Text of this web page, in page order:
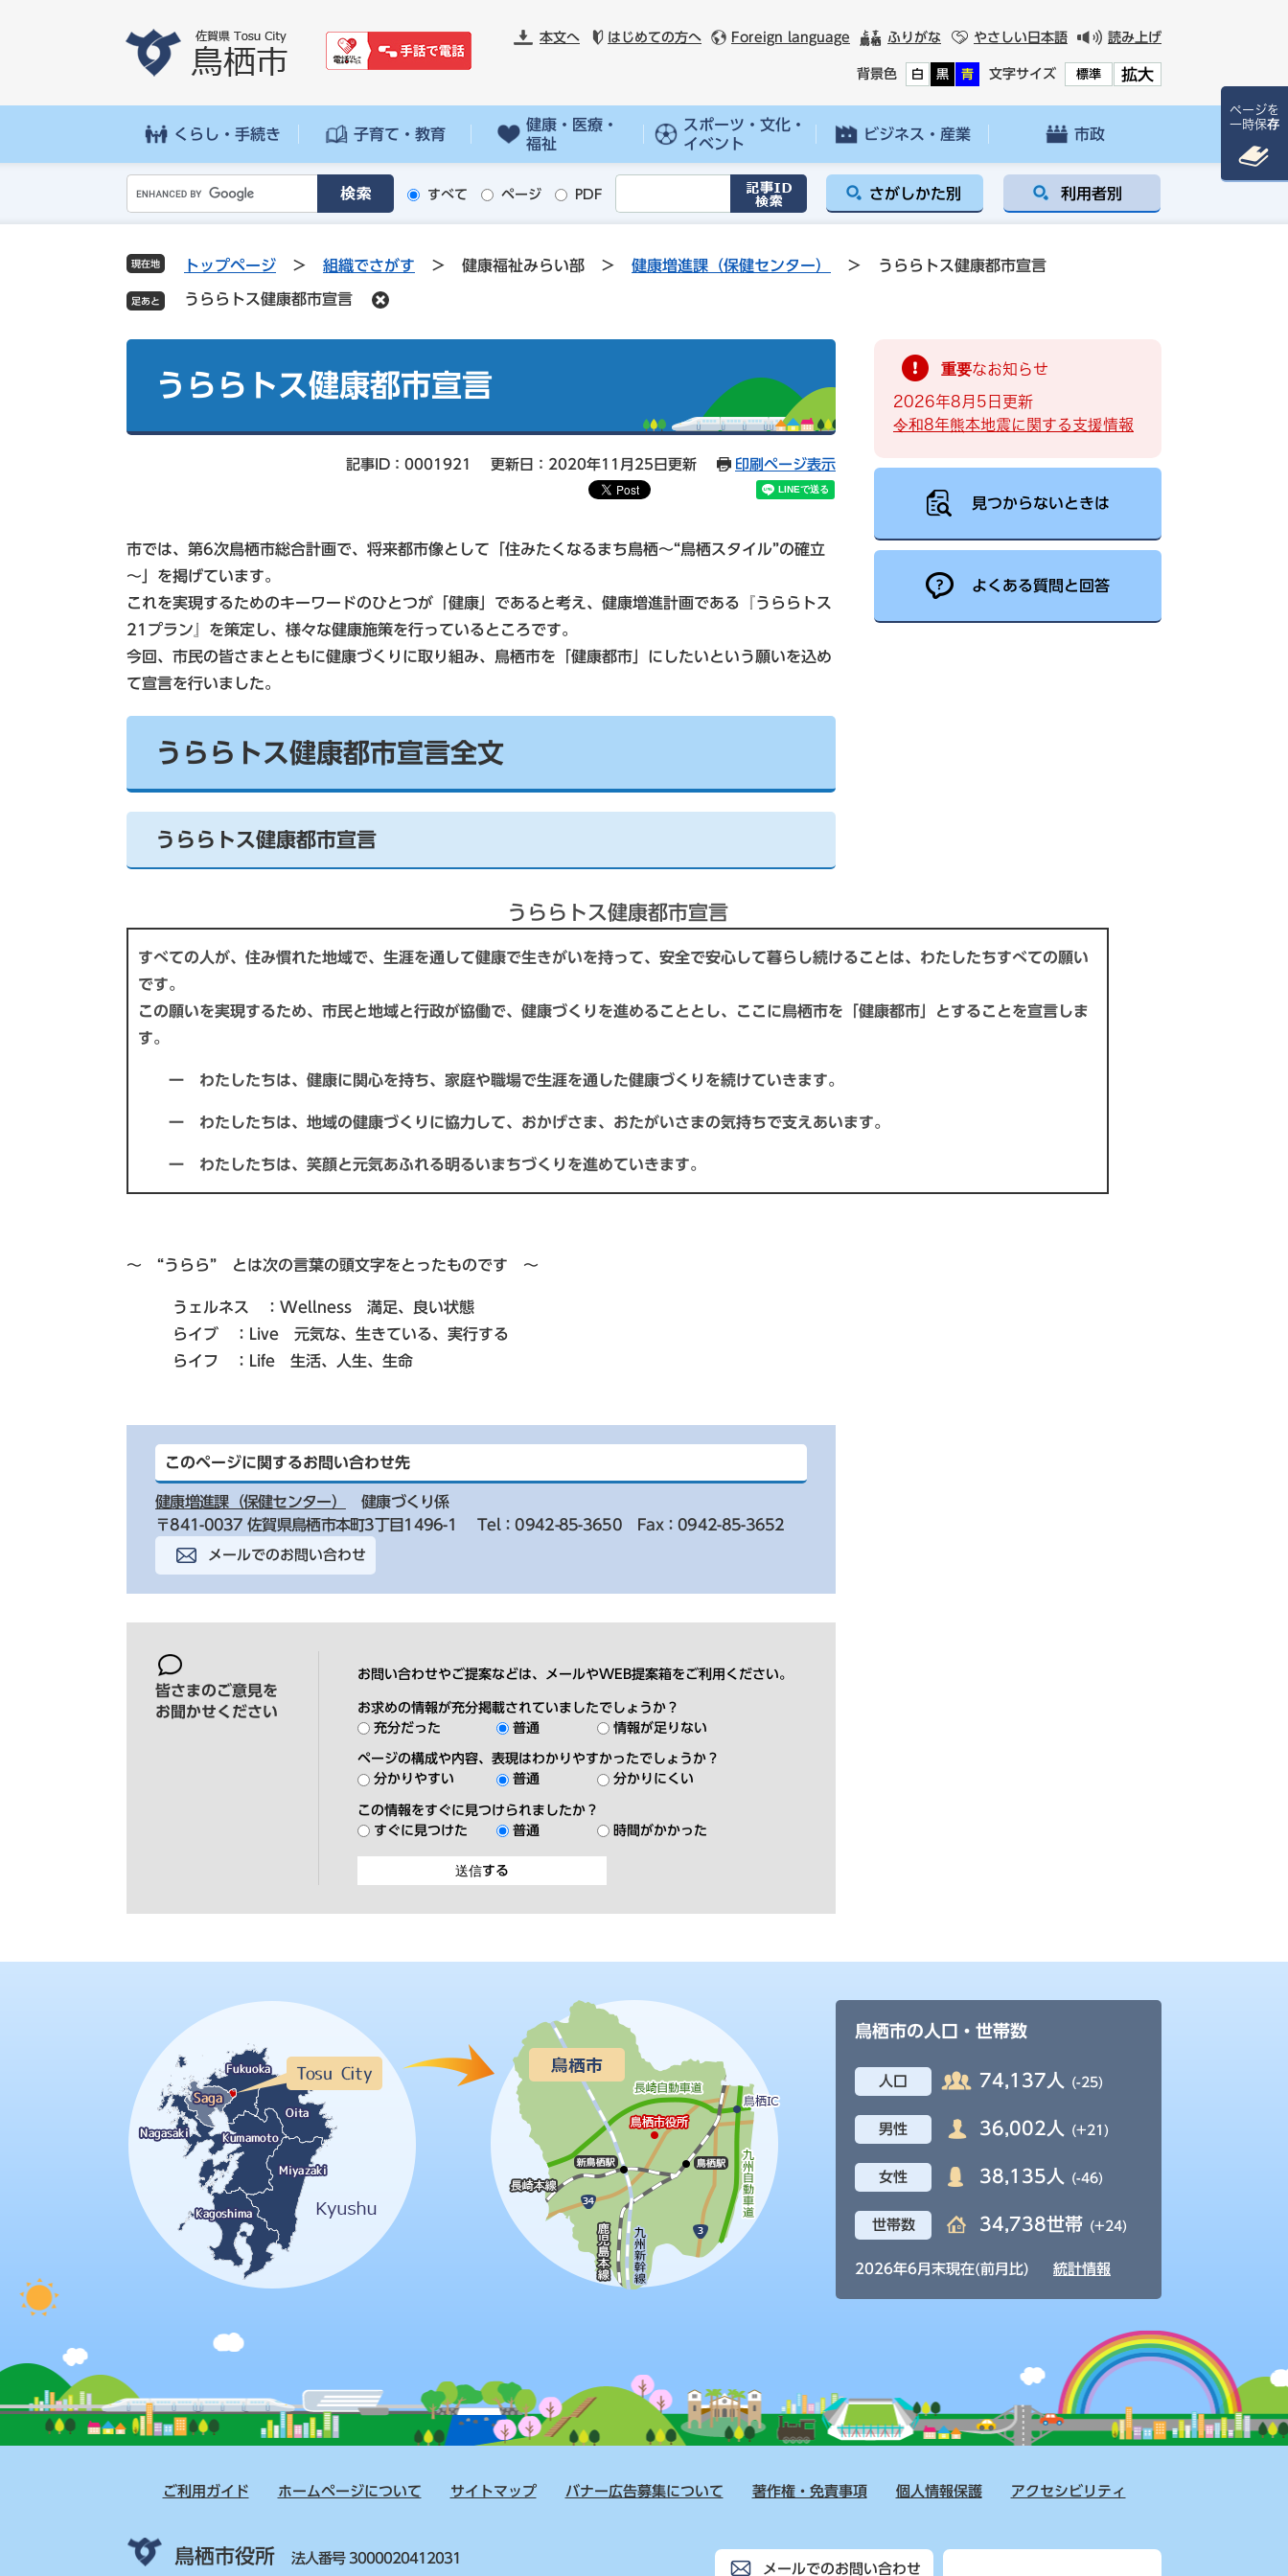
先
を
本文へ はじめての方へ Foreign language ふりがな やさしい日本語 読み上げ
背景色 白 黒 青 文字サイズ 標準 拡大
くらし・手続き 子育て・教育
健康・医療・
福祉
スポーツ・文化・
イベント
ビジネス・産業 市政
o
g
l
e
ス
索
すべて ページ PDF さがしかた別 利用者別
現在地 トップページ > 組織でさがす > 健康福祉みらい部 > 健康増進課（保健センター） > うららトス健康都市宣言
うららトス健康都市宣言
うららトス健康都市宣言
記事ID：0001921 更新日：2020年11月25日更新 印刷ページ表示
市では、第6次鳥栖市総合計画で、将来都市像として「住みたくなるまち鳥栖～“鳥栖スタイル”の確立
～」を掲げています。
これを実現するためのキーワードのひとつが「健康」であると考え、健康増進計画である『うららトス
21プラン』を策定し、様々な健康施策を行っているところです。
今回、市民の皆さまとともに健康づくりに取り組み、鳥栖市を「健康都市」にしたいという願いを込め
て宣言を行いました。
うららトス健康都市宣言全文
うららトス健康都市宣言
うららトス健康都市宣言
すべての人が、住み慣れた地域で、生涯を通して健康で生きがいを持って、安全で安心して暮らし続けることは、わたしたちすべての願い
です。
この願いを実現するため、市民と地域と行政が協働で、健康づくりを進めることとし、ここに鳥栖市を「健康都市」とすることを宣言しま
す。
一 わたしたちは、健康に関心を持ち、家庭や職場で生涯を通した健康づくりを続けていきます。
一 わたしたちは、地域の健康づくりに協力して、おかげさま、おたがいさまの気持ちで支えあいます。
一 わたしたちは、笑顔と元気あふれる明るいまちづくりを進めていきます。
～ “うらら” とは次の言葉の頭文字をとったものです ～
うェルネス ：Wellness 満足、良い状態
らイブ ：Live 元気な、生きている、実行する
らイフ ：Life 生活、人生、生命
このページに関するお問い合わせ先
健康増進課（保健センター）
健康づくり係
〒841-0037 佐賀県鳥栖市本町3丁目1496-1
Tel：0942-85-3650 Fax：0942-85-3652
メールでのお問い合わせ
皆さまのご意見を
お聞かせください
お問い合わせやご提案などは、メールやWEB提案箱をご利用ください。
お求めの情報が充分掲載されていましたでしょうか？
充分だった
普通 情報が足りない
ページの構成や内容、表現はわかりやすかったでしょうか？
分かりやすい
普通 分かりにくい
この情報をすぐに見つけられましたか？
すぐに見つけた
普通 時間がかかった
重要なお知らせ
2026年8月5日更新
令和8年熊本地震に関する支援情報
見つからないときは
よくある質問と回答
鳥栖市の人口・世帯数
人口 74,137人 (-25)
男性 36,002人 (+21)
女性 38,135人 (-46)
世帯数 34,738世帯 (+24)
2026年6月末現在(前月比) 統計情報
ご利用ガイド ホームページについて サイトマップ バナー広告募集について 著作権・免責事項 個人情報保護 アクセシビリティ
鳥栖市役所 法人番号 3000020412031
メールでのお問い合わせ
ページを
一時保存